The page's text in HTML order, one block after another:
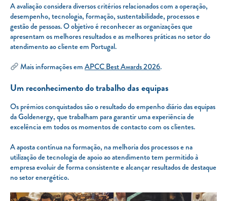
A avaliação considera diversos critérios relacionados com a operação,
desempenho, tecnologia, formação, sustentabilidade, processos e
gestão de pessoas. O objetivo é reconhecer as organizações que
apresentam os melhores resultados e as melhores práticas no setor do
atendimento ao cliente em Portugal.
Mais informações emAPCC Best Awards 2026.
Um reconhecimento do trabalho das equipas
Os prémios conquistados são o resultado do empenho diário das equipas
da Goldenergy, que trabalham para garantir uma experiência de
excelência em todos os momentos de contacto com os clientes.
A aposta contínua na formação, na melhoria dos processos e na
utilização de tecnologia de apoio ao atendimento tem permitido à
empresa evoluir de forma consistente e alcançar resultados de destaque
no setor energético.